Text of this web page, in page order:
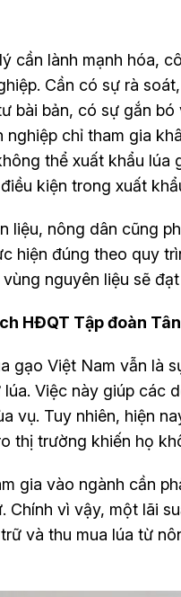
cần lành mạnh hóa,
Cần có sự rà
bài bản, có sự gắn
chỉ tham gia
thể xuất khẩu lúa
kiện trong xuất
liệu, nông dân cũng
hiện đúng theo quy
nguyên liệu sẽ
HĐQT Tập đoàn
gạo Việt Nam vẫn là
Việc này giúp các
vụ. Tuy nhiên, hiện
thị trường khiến họ
gia vào ngành cần
Chính vì vậy, một lãi
và thu mua lúa từ